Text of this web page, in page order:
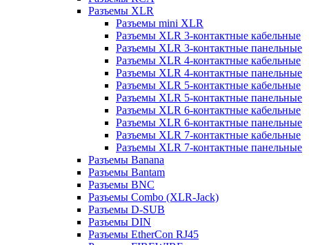
Разъемы XLR
Разъемы mini XLR
Разъемы XLR 3-контактные кабельные
Разъемы XLR 3-контактные панельные
Разъемы XLR 4-контактные кабельные
Разъемы XLR 4-контактные панельные
Разъемы XLR 5-контактные кабельные
Разъемы XLR 5-контактные панельные
Разъемы XLR 6-контактные кабельные
Разъемы XLR 6-контактные панельные
Разъемы XLR 7-контактные кабельные
Разъемы XLR 7-контактные панельные
Разъемы Banana
Разъемы Bantam
Разъемы BNC
Разъемы Combo (XLR-Jack)
Разъемы D-SUB
Разъемы DIN
Разъемы EtherCon RJ45